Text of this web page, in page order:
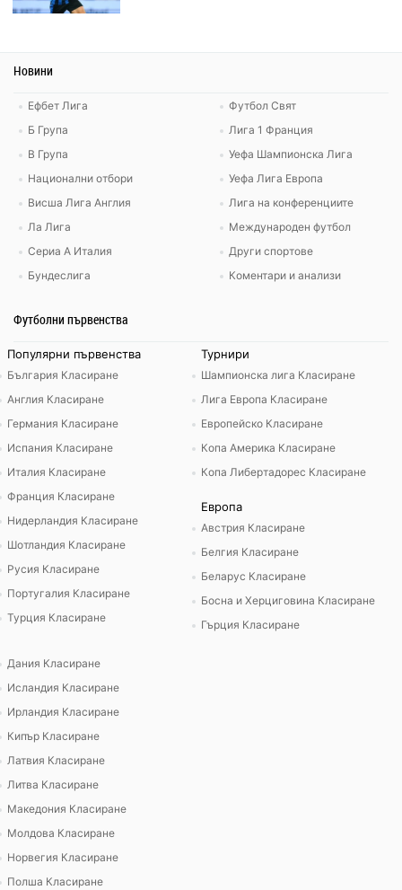
Новини
Ефбет Лига
Б Група
В Група
Национални отбори
Висша Лига Англия
Ла Лига
Сериа А Италия
Бундеслига
Футбол Свят
Лига 1 Франция
Уефа Шампионска Лига
Уефа Лига Европа
Лига на конференциите
Международен футбол
Други спортове
Коментари и анализи
Футболни първенства
Популярни първенства
България Класиране
Англия Класиране
Германия Класиране
Испания Класиране
Италия Класиране
Франция Класиране
Нидерландия Класиране
Шотландия Класиране
Русия Класиране
Португалия Класиране
Турция Класиране
Турнири
Шампионска лига Класиране
Лига Европа Класиране
Европейско Класиране
Копа Америка Класиране
Копа Либертадорес Класиране
Европа
Австрия Класиране
Белгия Класиране
Беларус Класиране
Босна и Херциговина Класиране
Гърция Класиране
Дания Класиране
Исландия Класиране
Ирландия Класиране
Кипър Класиране
Латвия Класиране
Литва Класиране
Македония Класиране
Молдова Класиране
Норвегия Класиране
Полша Класиране